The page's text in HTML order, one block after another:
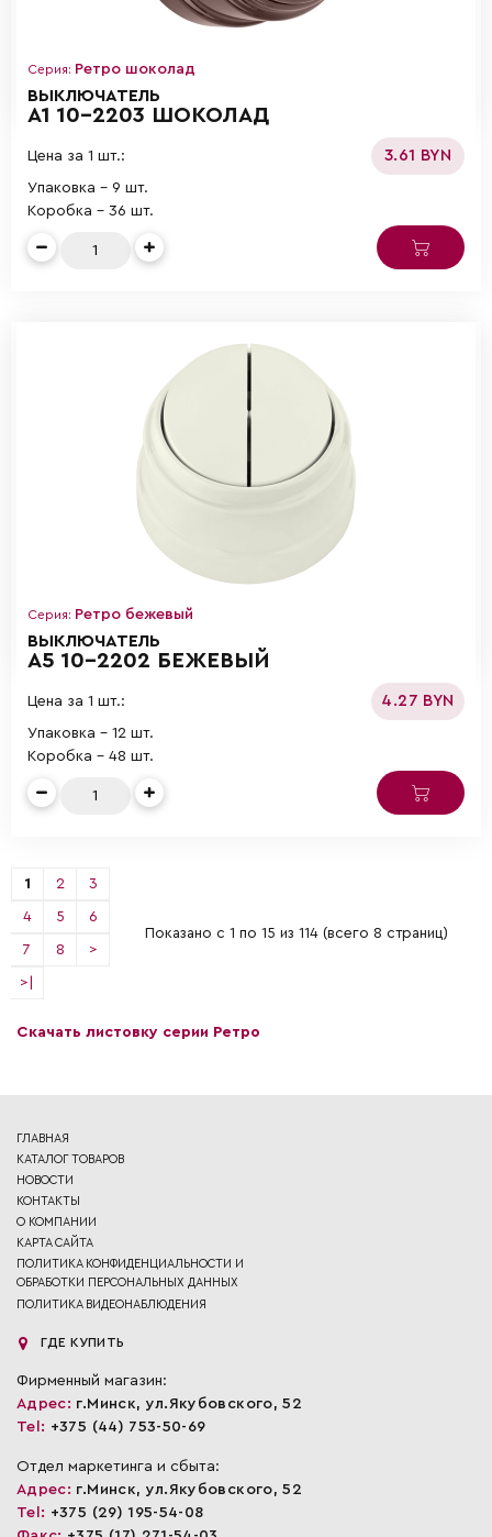
Серия: Ретро шоколад
ВЫКЛЮЧАТЕЛЬ
А1 10-2203 ШОКОЛАД
Цена за 1 шт.: 3.61 BYN
Упаковка - 9 шт.
Коробка - 36 шт.
Серия: Ретро бежевый
ВЫКЛЮЧАТЕЛЬ
А5 10-2202 БЕЖЕВЫЙ
Цена за 1 шт.: 4.27 BYN
Упаковка - 12 шт.
Коробка - 48 шт.
1 2 3
4 5 6
7 8 >
>|
Показано с 1 по 15 из 114 (всего 8 страниц)
Скачать листовку серии Ретро
ГЛАВНАЯ
КАТАЛОГ ТОВАРОВ
НОВОСТИ
КОНТАКТЫ
О КОМПАНИИ
КАРТА САЙТА
ПОЛИТИКА КОНФИДЕНЦИАЛЬНОСТИ И
ОБРАБОТКИ ПЕРСОНАЛЬНЫХ ДАННЫХ
ПОЛИТИКА ВИДЕОНАБЛЮДЕНИЯ
ГДЕ КУПИТЬ
Фирменный магазин:
Адрес: г.Минск, ул.Якубовского, 52
Tel: +375 (44) 753-50-69
Отдел маркетинга и сбыта:
Адрес: г.Минск, ул.Якубовского, 52
Tel: +375 (29) 195-54-08